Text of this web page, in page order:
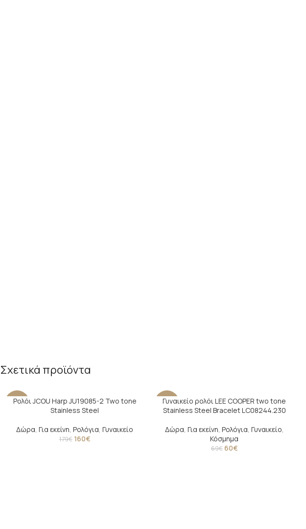
Σχετικά προϊόντα
-11%
Ρολόι JCOU Harp JU19085-2 Two tone
Stainless Steel
Δώρα,Για εκείνη,Ρολόγια,Γυναικείο
179€ 160€
-13%
Γυναικείο ρολόι LEE COOPER two tone
Stainless Steel Bracelet LC08244.230
Δώρα, Για εκείνη, Ρολόγια, Γυναικείο,
Κόσμημα
69€ 60€